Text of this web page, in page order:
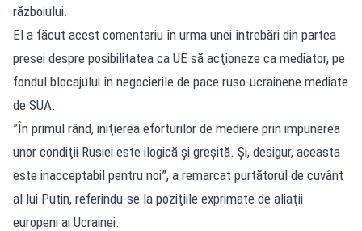
războiului.
El a făcut acest comentariu în urma unei întrebări din partea
presei despre posibilitatea ca UE să acţioneze ca mediator, pe
fondul blocajului în negocierile de pace ruso-ucrainene mediate
de SUA.
”În primul rând, iniţierea eforturilor de mediere prin impunerea
unor condiţii Rusiei este ilogică şi greşită. Şi, desigur, aceasta
este inacceptabil pentru noi”, a remarcat purtătorul de cuvânt
al lui Putin, referindu-se la poziţiile exprimate de aliaţii
europeni ai Ucrainei.